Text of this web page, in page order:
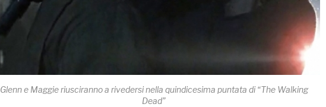
Glenn e Maggie riusciranno a rivedersi nella quindicesima puntata di “The Walking
Dead”